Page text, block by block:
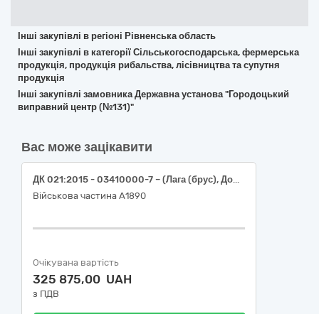
Інші закупівлі в регіоні Рівненська область
Інші закупівлі в категорії Сільськогосподарська, фермерська
продукція, продукція рибальства, лісівництва та супутня
продукція
Інші закупівлі замовника Державна установа "Городоцький
виправний центр (№131)"
Вас може зацікавити
ДК 021:2015 - 03410000-7 – (Лага (брус), Дошка)
Військова частина А1890
Очікувана вартість
325 875,00 UAH
з ПДВ